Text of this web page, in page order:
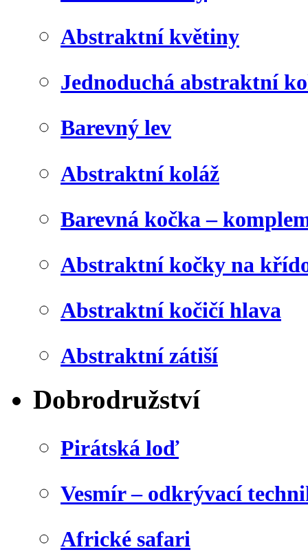
Abstraktní květiny
Jednoduchá abstraktní
Barevný lev
Abstraktní koláž
Barevná kočka –
Abstraktní kočky na
Abstraktní kočičí hlava
Abstraktní zátiší
Dobrodružství
Pirátská loď
Vesmír – odkrývací
Africké safari